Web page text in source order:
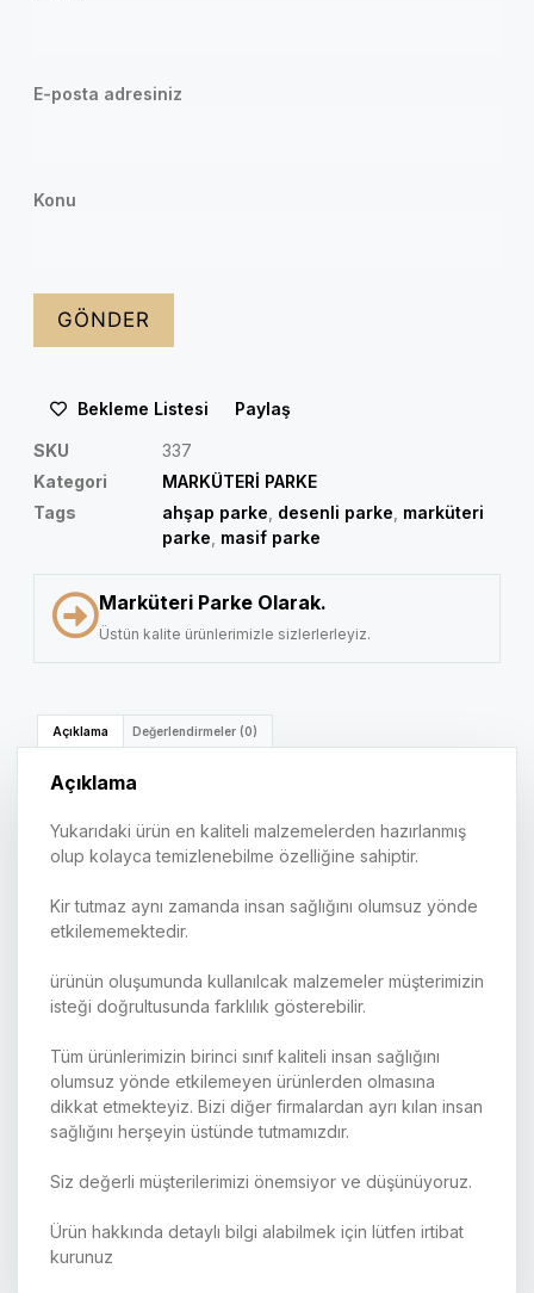
E-posta adresiniz
Konu
Bekleme Listesi Paylaş
SKU
337
Kategori
MARKÜTERİ PARKE
Tags
ahşap parke desenli parke marküteri
parke masif parke
Marküteri Parke Olarak.
Üstün kalite ürünlerimizle sizlerlerleyiz.
Açıklama Değerlendirmeler (0)
Açıklama
Yukarıdaki ürün en kaliteli malzemelerden hazırlanmış
olup kolayca temizlenebilme özelliğine sahiptir.
Kir tutmaz aynı zamanda insan sağlığını olumsuz yönde
etkilememektedir.
ürünün oluşumunda kullanılcak malzemeler müşterimizin
isteği doğrultusunda farklılık gösterebilir.
Tüm ürünlerimizin birinci sınıf kaliteli insan sağlığını
olumsuz yönde etkilemeyen ürünlerden olmasına
dikkat etmekteyiz. Bizi diğer firmalardan ayrı kılan insan
sağlığını herşeyin üstünde tutmamızdır.
Siz değerli müşterilerimizi önemsiyor ve düşünüyoruz.
Ürün hakkında detaylı bilgi alabilmek için lütfen irtibat
kurunuz